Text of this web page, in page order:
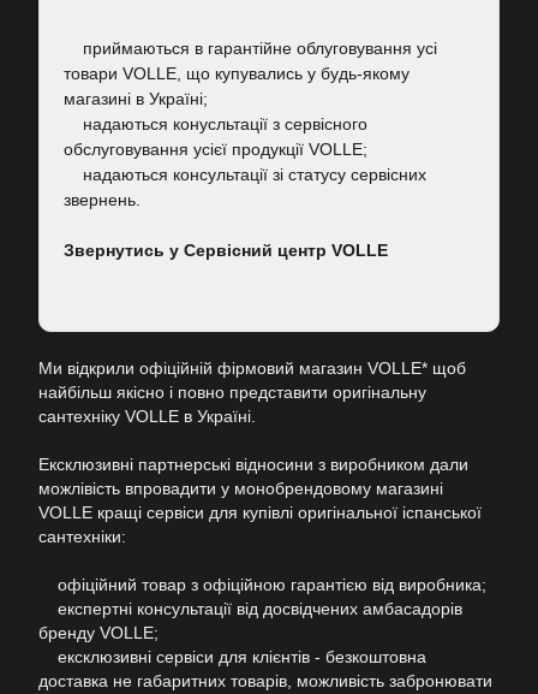
приймаються в гарантійне облуговування усі
товари VOLLE, що купувались у будь-якому
магазині в Україні;
надаються конусльтації з сервісного
обслуговування усієї продукції VOLLE;
надаються консультації зі статусу сервісних
звернень.
Звернутись у Сервісний центр VOLLE
Ми відкрили офіційній фірмовий магазин VOLLE* щоб
найбільш якісно і повно представити оригінальну
сантехніку VOLLE в Україні.
Ексклюзивні партнерські відносини з виробником дали
можлівість впровадити у монобрендовому магазині
VOLLE кращі сервіси для купівлі оригінальної іспанської
сантехніки:
офіційний товар з офіційною гарантією від виробника;
експертні консультації від досвідчених амбасадорів
бренду VOLLE;
ексклюзивні сервіси для клієнтів - безкоштовна
доставка не габаритних товарів, можливість забронювати